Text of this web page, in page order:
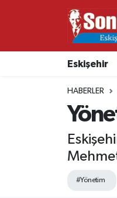
Eskişehir
HABERLER
#Yönetim
Ekonomi
Kültür & Sanat
Nöbetçi
Namaz Vakitleri
Trafik Durumu
Süper Lig Puan